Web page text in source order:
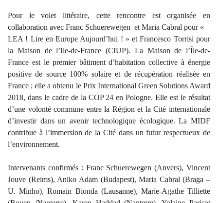
Pour le volet littéraire, cette rencontre est organisée en
collaboration avec Franc Schuerewegen et Maria Cabral pour «
LEA ! Lire en Europe Aujourd’hui ! » et Francesco Torrisi pour
la Maison de l’Ile-de-France (CIUP). La Maison de l’Île-de-
France est le premier bâtiment d’habitation collective à énergie
positive de source 100% solaire et de récupération réalisée en
France ; elle a obtenu le Prix International Green Solutions Award
2018, dans le cadre de la COP 24 en Pologne. Elle est le résultat
d’une volonté commune entre la Région et la Cité internationale
d’investir dans un avenir technologique écologique. La MIDF
contribue à l’immersion de la Cité dans un futur respectueux de
l’environnement.
Intervenants confirmés : Franc Schuerewegen (Anvers), Vincent
Jouve (Reims), Aniko Adam (Budapest), Maria Cabral (Braga –
U. Minho), Romain Bionda (Lausanne), Marie-Agathe Tilliette